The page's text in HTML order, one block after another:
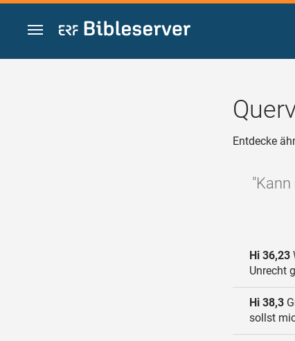
Zum Inhalt springen
Entdecke
"Kann
Hi 36,23
Unrecht
Hi 38,3
sollst